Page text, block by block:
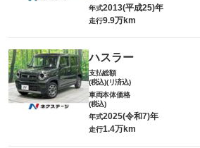
年式2013(平成25)年
走行9.9万km
ハスラー
支払総額
(税込)(リ済込)
車両本体価格
(税込)
年式2025(令和7)年
走行1.4万km